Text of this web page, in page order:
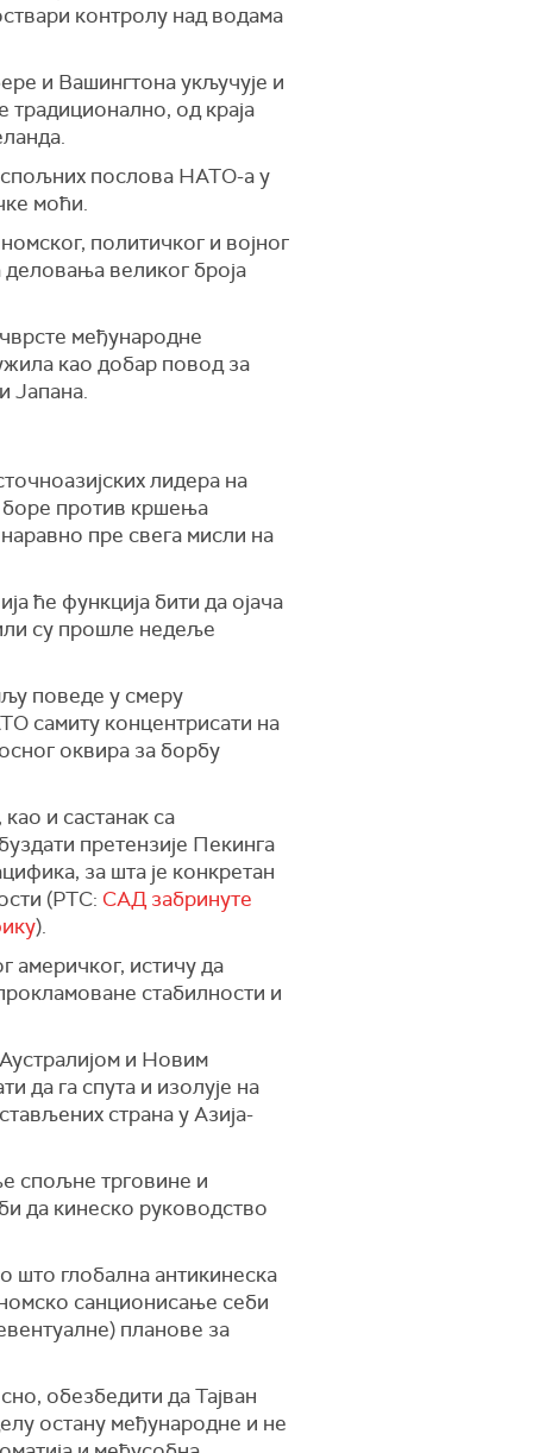
контролу над водама
и Вашингтона укључује и
од краја
спољних послова НАТО-а у
моћи.
политичког и војног
деловања великог броја
међународне
као добар повод за
Јапана.
лидера на
боре против кршења
пре свега мисли на
ће функција бити да ојача
су прошле недеље
поведе у смеру
самиту концентрисати на
оквира за борбу
и састанак са
претензије Пекинга
за шта је конкретан
(РТС: САД забринуте
).
америчког, истичу да
стабилности и
и Новим
да га спута и изолује на
страна у Азија-
спољне трговине и
да кинеско руководство
што глобална антикинеска
санционисање себи
планове за
обезбедити да Тајван
остану међународне и не